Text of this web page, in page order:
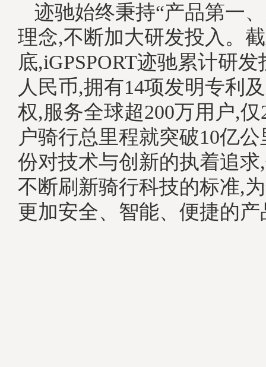
迹驰始终秉持“产品第一
理念,不断加大研发投入。
底,iGPSPORT迹驰累计研
人民币,拥有14项发明专利
权,服务全球超200万用户,仅
户骑行总里程就突破10亿
份对技术与创新的执着追
不断刷新骑行科技的标准,
更加安全、智能、便捷的